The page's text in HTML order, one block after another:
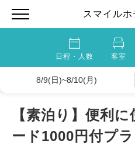
スマイル
日程・人数 客室
8/9(日)~8/10(月)
【素泊り】便利
ード1000円付プ